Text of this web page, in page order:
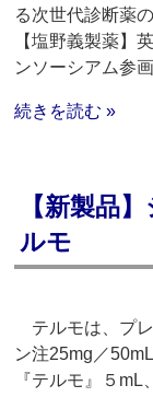
る次世代診断薬
【塩野義製薬】
ンソーシアム参
続きを読む »
【新製品
ルモ
テルモは、プ
ン注25mg／
『テルモ』５